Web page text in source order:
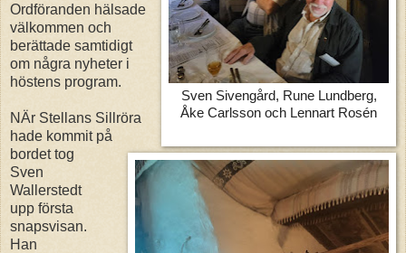
Sven Sivengård, Rune Lundberg,
Åke Carlsson och Lennart Rosén
Ordföranden hälsade
välkommen och
berättade samtidigt
om några nyheter i
höstens program.
NÄr Stellans Sillröra
hade kommit på
bordet tog
Sven
Wallerstedt
upp första
snapsvisan.
Han